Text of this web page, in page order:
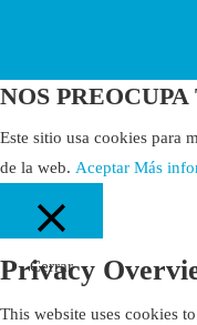
NOS
Este sitio usa cookies para
de la web. Aceptar Más
Cerrar
Privacy
This website uses cookies